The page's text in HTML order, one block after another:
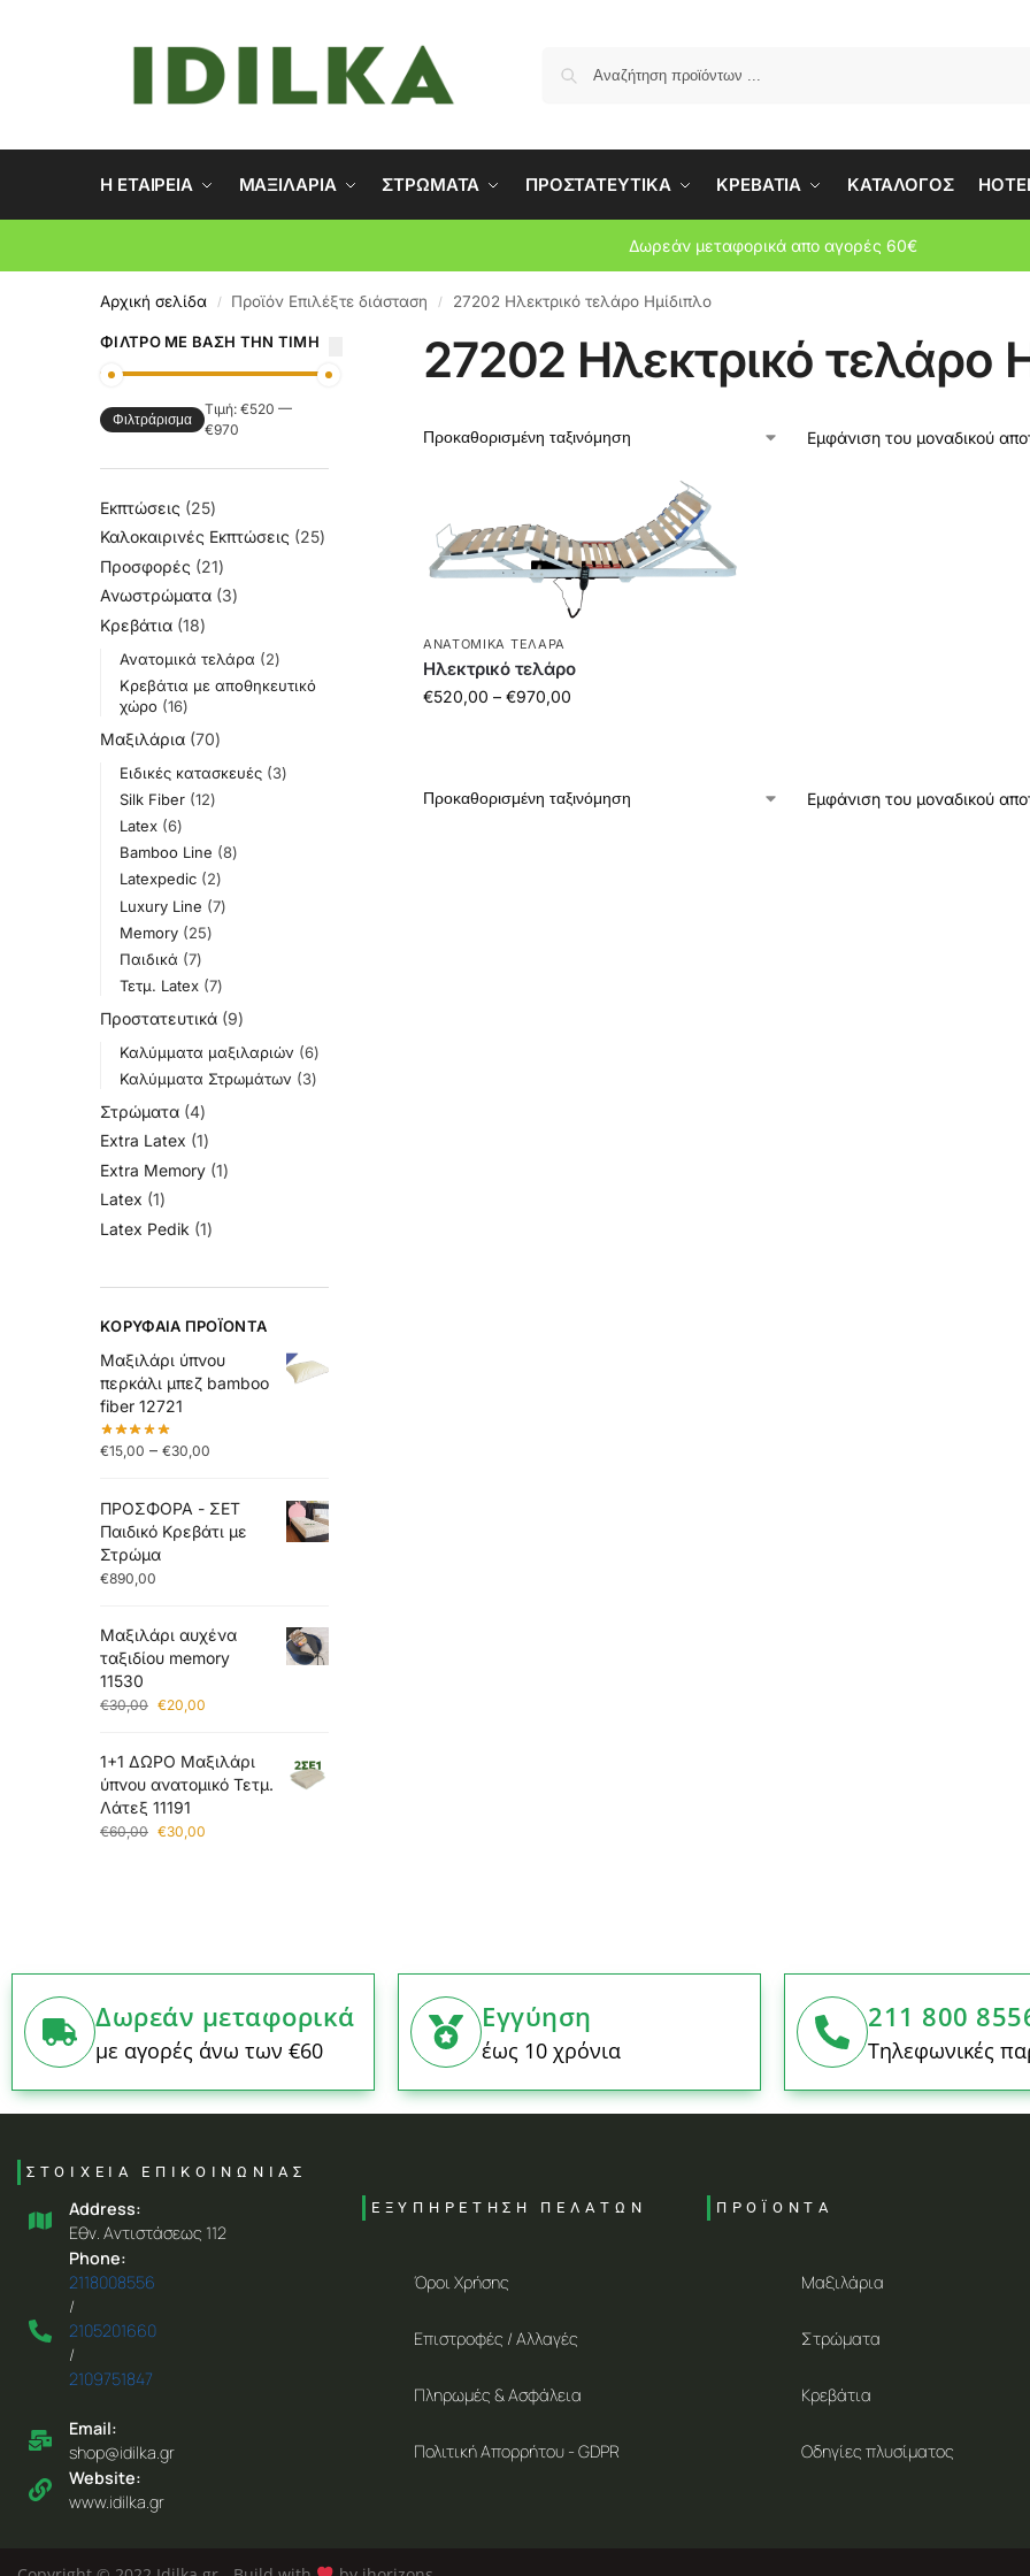
Η ΕΤΑΙΡΕΙΑ ΜΑΞΙΛΑΡΙΑ ΣΤΡΩΜΑΤΑ ΠΡΟΣΤΑΤΕΥΤΙΚΑ ΚΡΕΒΑΤΙΑ ΚΑΤΑΛΟΓΟΣ
Δωρεάν μεταφορικά απο αγορές 60€
Αρχική σελίδα / Προϊόν Επιλέξτε διάσταση / 27202 Ηλεκτρικό τελάρο Ημίδιπλο
27202 Ηλεκτρικό τελάρο
Εμφάνιση του μοναδικού
ΑΝΑΤΟΜΙΚΆ ΤΕΛΆΡΑ
Ηλεκτρικό τελάρο
€520,00 – €970,00
Εμφάνιση του μοναδικού
ΦΊΛΤΡΟ ΜΕ ΒΆΣΗ ΤΗΝ ΤΙΜΉ
Φιλτράρισμα
Τιμή: €520 —
€970
Εκπτώσεις
25
Καλοκαιρινές Εκπτώσεις
25
Προσφορές
21
Ανωστρώματα 3
Κρεβάτια 18
Ανατομικά τελάρα
2
Κρεβάτια με αποθηκευτικό
χώρο 16
Μαξιλάρια 70
Ειδικές κατασκευές
3
Silk Fiber 12
Latex 6
Bamboo Line
8
Latexpedic
2
Luxury Line
7
Memory
25
Παιδικά
7
Τετμ. Latex 7
Προστατευτικά 9
Καλύμματα μαξιλαριών
6
Καλύμματα Στρωμάτων
3
Στρώματα 4
Extra Latex 1
Extra Memory 1
Latex 1
Latex Pedik 1
ΚΟΡΥΦΑΊΑ ΠΡΟΪΌΝΤΑ
Μαξιλάρι ύπνου
περκάλι μπεζ bamboo
fiber 12721
€15,00 – €30,00
ΠΡΟΣΦΟΡΑ - ΣΕΤ
Παιδικό Κρεβάτι με
Στρώμα
€890,00
Μαξιλάρι αυχένα
ταξιδίου memory
11530
€30,00 €20,00
1+1 ΔΩΡΟ Μαξιλάρι
ύπνου ανατομικό Τετμ.
Λάτεξ 11191
€60,00 €30,00
Δωρεάν μεταφορικά
με αγορές άνω των €60
Εγγύηση
έως 10 χρόνια
211 800
Τηλεφωνικές
ΣΤΟΙΧΕΙΑ ΕΠΙΚΟΙΝΩΝΙΑΣ
Address:
Eθν. Aντιστάσεως 112
Phone:
2118008556
/
2105201660
/
2109751847
Email:
shop@idilka.gr
Website:
www.idilka.gr
ΕΞΥΠΗΡΕΤΗΣΗ ΠΕΛΑΤΩΝ
Όροι Χρήσης
Επιστροφές / Αλλαγές
Πληρωμές & Ασφάλεια
Πολιτική Απορρήτου - GDPR
ΠΡΟΪΟΝΤΑ
Μαξιλάρια
Στρώματα
Κρεβάτια
Οδηγίες πλυσίματος